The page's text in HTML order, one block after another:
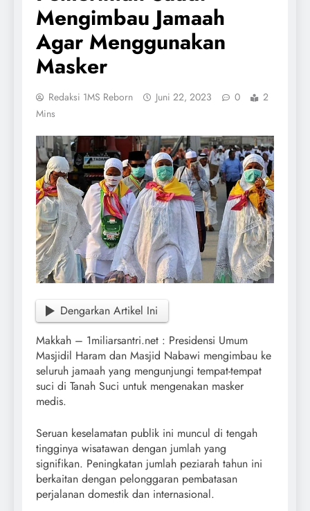
Mengimbau Jamaah
Agar Menggunakan
Masker
Redaksi 1MS Reborn Juni 22, 2023 0
2
Mins
Dengarkan Artikel Ini
Makkah – 1miliarsantri.net : Presidensi Umum
Masjidil Haram dan Masjid Nabawi mengimbau ke
seluruh jamaah yang mengunjungi tempat-tempat
suci di Tanah Suci untuk mengenakan masker
medis.
Seruan keselamatan publik ini muncul di tengah
tingginya wisatawan dengan jumlah yang
signifikan. Peningkatan jumlah peziarah tahun ini
berkaitan dengan pelonggaran pembatasan
perjalanan domestik dan internasional.